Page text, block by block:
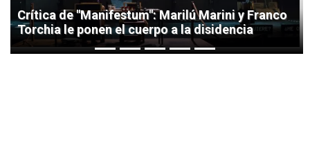
Crítica de "Manifestum": Marilú Marini y Franco
Torchia le ponen el cuerpo a la disidencia